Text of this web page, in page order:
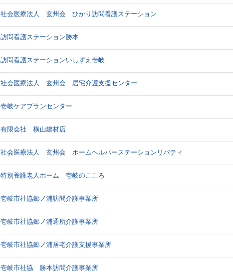
社会医療法人 玄州会 ひかり訪問看護ステーション
訪問看護ステーション勝本
訪問看護ステーションいしずえ壱岐
社会医療法人 玄州会 居宅介護支援センター
壱岐ケアプランセンター
有限会社 横山建材店
社会医療法人 玄州会 ホームヘルパーステーションリバティ
特別養護老人ホーム 壱岐のこころ
壱岐市社協郷ノ浦訪問介護事業所
壱岐市社協郷ノ浦通所介護事業所
壱岐市社協郷ノ浦居宅介護支援事業所
壱岐市社協 勝本訪問介護事業所